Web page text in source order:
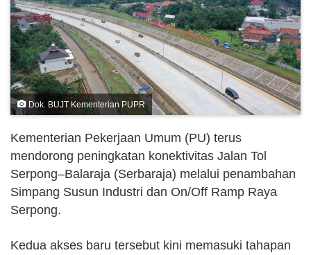
Dok. BUJT Kementerian PUPR
Kementerian Pekerjaan Umum (PU) terus
mendorong peningkatan konektivitas Jalan Tol
Serpong–Balaraja (Serbaraja) melalui penambahan
Simpang Susun Industri dan On/Off Ramp Raya
Serpong.
Kedua akses baru tersebut kini memasuki tahapan